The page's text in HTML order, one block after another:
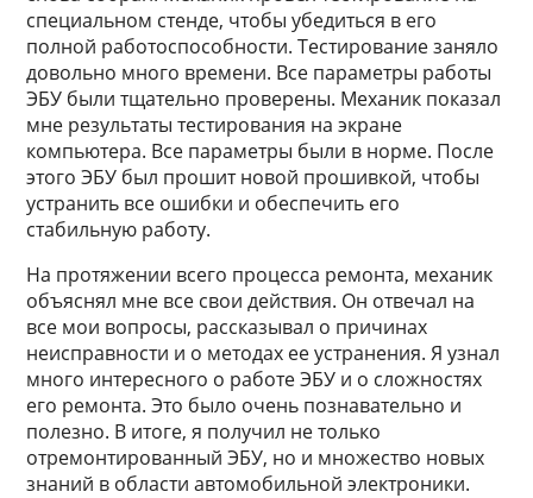
специальном стенде, чтобы убедиться в его
полной работоспособности. Тестирование заняло
довольно много времени. Все параметры работы
ЭБУ были тщательно проверены. Механик показал
мне результаты тестирования на экране
компьютера. Все параметры были в норме. После
этого ЭБУ был прошит новой прошивкой, чтобы
устранить все ошибки и обеспечить его
стабильную работу.
На протяжении всего процесса ремонта, механик
объяснял мне все свои действия. Он отвечал на
все мои вопросы, рассказывал о причинах
неисправности и о методах ее устранения. Я узнал
много интересного о работе ЭБУ и о сложностях
его ремонта. Это было очень познавательно и
полезно. В итоге, я получил не только
отремонтированный ЭБУ, но и множество новых
знаний в области автомобильной электроники.